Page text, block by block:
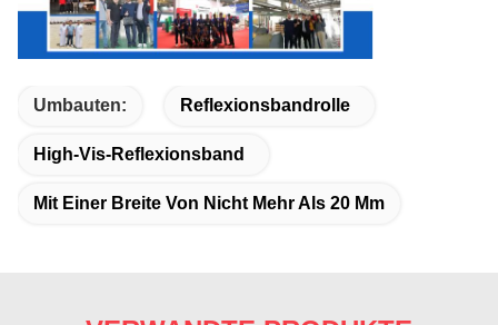
Umbauten: Reflexionsbandrolle
High-Vis-Reflexionsband
Mit Einer Breite Von Nicht Mehr Als 20 Mm